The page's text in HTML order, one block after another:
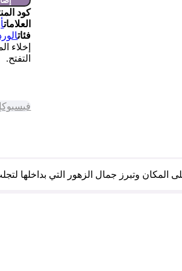
كود
العلامات
فئات
إخلاء
التفتح.
فيسبوك
وتبرز جمال الزهور التي بداخلها